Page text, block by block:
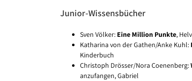
Junior-Wissensbücher
Sven Völker: Eine Million Punkte,
Katharina von der Gathen/Anke Kuhl:
Kinderbuch
Christoph Drösser/Nora Coenenberg:
anzufangen, Gabriel